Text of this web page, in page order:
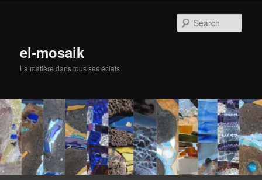
el-mosaik
La matière dans tous ses éclats